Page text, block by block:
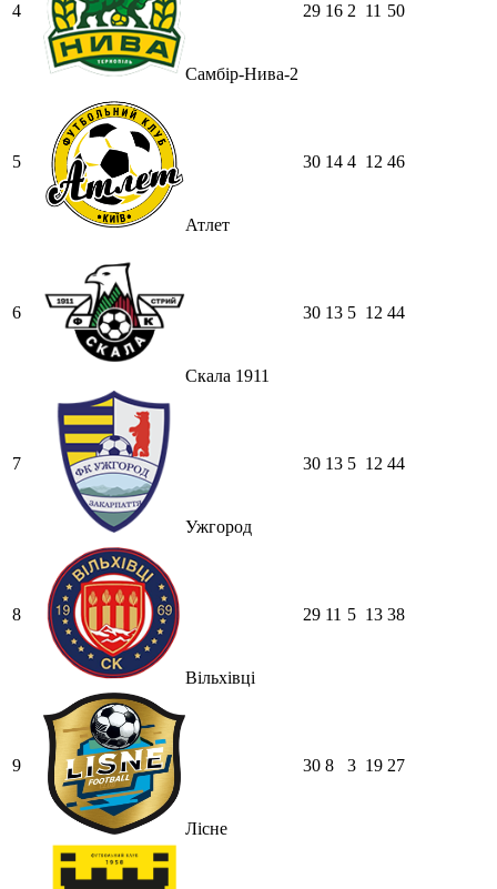
4
Самбір-Нива-2
29 16 2 11 50
5
Атлет
30 14 4 12 46
6
Скала 1911
30 13 5 12 44
7
Ужгород
30 13 5 12 44
8
Вільхівці
29 11 5 13 38
9
Лісне
30 8 3 19 27